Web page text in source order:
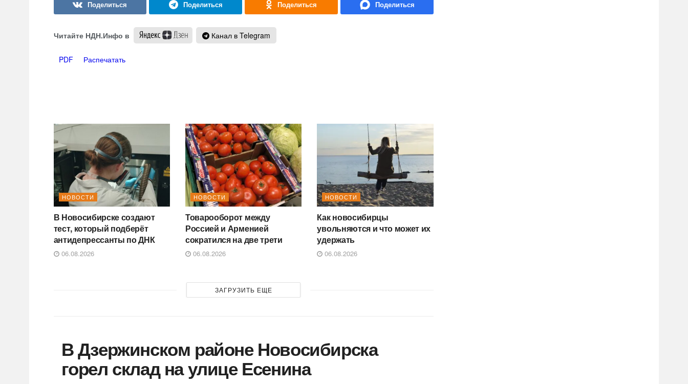
Читайте НДН.Инфо в Канал в Telegram
PDF Распечатать
НОВОСТИ
В Новосибирске создают
тест, который подберёт
антидепрессанты по ДНК
06.08.2026
НОВОСТИ
Товарооборот между
Россией и Арменией
сократился на две трети
06.08.2026
НОВОСТИ
Как новосибирцы
увольняются и что может их
удержать
06.08.2026
ЗАГРУЗИТЬ ЕЩЕ
В Дзержинском районе Новосибирска
горел склад на улице Есенина